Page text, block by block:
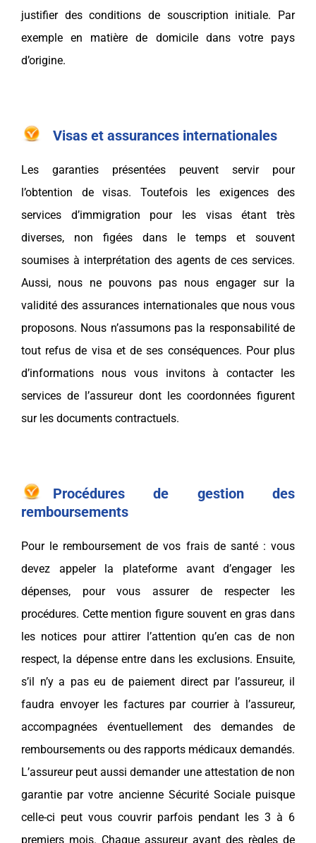
justifier des conditions de souscription initiale. Par
exemple en matière de domicile dans votre pays
d’origine.
Visas et assurances internationales
Les garanties présentées peuvent servir pour
l’obtention de visas. Toutefois les exigences des
services d’immigration pour les visas étant très
diverses, non figées dans le temps et souvent
soumises à interprétation des agents de ces services.
Aussi, nous ne pouvons pas nous engager sur la
validité des assurances internationales que nous vous
proposons. Nous n’assumons pas la responsabilité de
tout refus de visa et de ses conséquences. Pour plus
d’informations nous vous invitons à contacter les
services de l’assureur dont les coordonnées figurent
sur les documents contractuels.
Procédures de gestion des
remboursements
Pour le remboursement de vos frais de santé : vous
devez appeler la plateforme avant d’engager les
dépenses, pour vous assurer de respecter les
procédures. Cette mention figure souvent en gras dans
les notices pour attirer l’attention qu’en cas de non
respect, la dépense entre dans les exclusions. Ensuite,
s’il n’y a pas eu de paiement direct par l’assureur, il
faudra envoyer les factures par courrier à l’assureur,
accompagnées éventuellement des demandes de
remboursements ou des rapports médicaux demandés.
L’assureur peut aussi demander une attestation de non
garantie par votre ancienne Sécurité Sociale puisque
celle-ci peut vous couvrir parfois pendant les 3 à 6
premiers mois. Chaque assureur ayant des règles de